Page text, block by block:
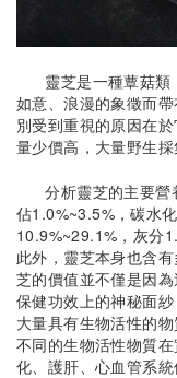
靈芝是一種蕈菇類 (
如意、浪漫的象徵而
別受到重視的原因在
量少價高，大量野生採
分析靈芝的主要營
佔1.0%~3.5%，碳水
10.9%~29.1%，灰分
此外，靈芝本身也含
芝的價值並不僅是因
保健功效上的神秘面
大量具有生物活性的
不同的生物活性物質
化、護肝、心血管系統